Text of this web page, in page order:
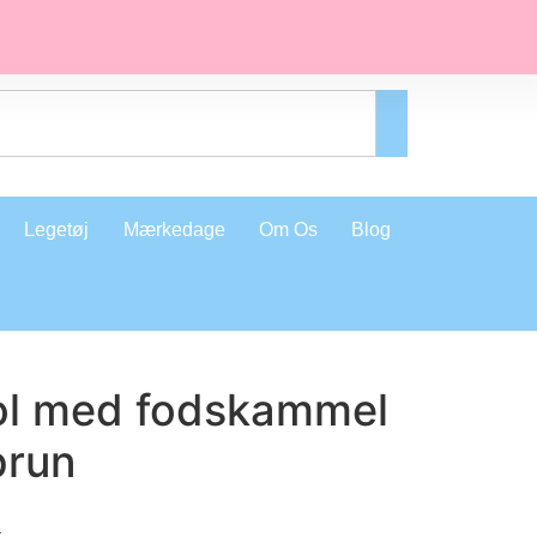
Legetøj Mærkedage Om Os Blog
med fodskammel